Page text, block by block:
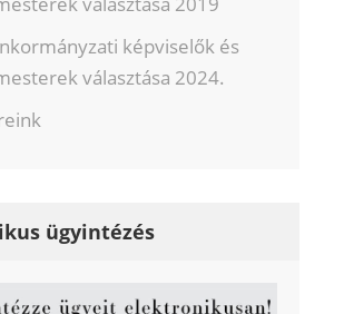
képviselők és
választása 2024.
ügyintézés